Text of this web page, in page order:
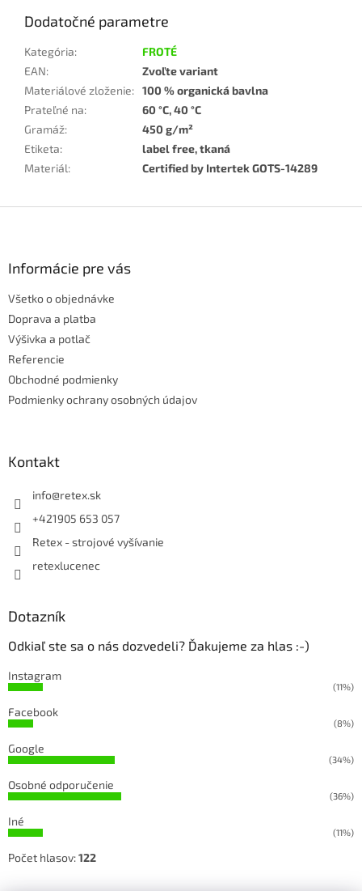
Dodatočné parametre
Kategória:
FROTÉ
EAN:
Zvoľte variant
Materiálové zloženie: 100 % organická bavlna
Prateľné na:
60 °C, 40 °C
Gramáž:
450 g/m²
Etiketa:
label free, tkaná
Materiál: Certified by Intertek GOTS-14289
Informácie pre vás
Všetko o objednávke
Doprava a platba
Výšivka a potlač
Referencie
Obchodné podmienky
Podmienky ochrany osobných údajov
Kontakt
info@retex.sk
+421905 653 057
Retex - strojové vyšívanie
retexlucenec
Dotazník
Odkiaľ ste sa o nás dozvedeli? Ďakujeme za hlas :-)
Instagram
(11%)
Facebook
(8%)
Google
(34%)
Osobné odporučenie
(36%)
Iné
(11%)
Počet hlasov:122